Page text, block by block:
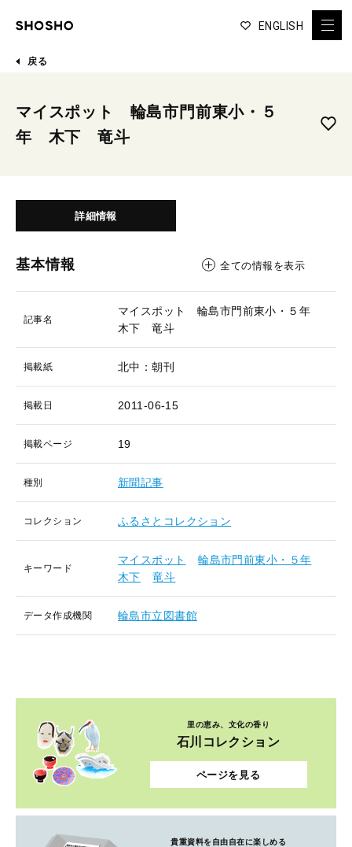
ENGLISH
戻る
マイスポット 輪島市門前東小・５
年 木下 竜斗
詳細情報
基本情報 全ての情報を表示
記事名
マイスポット 輪島市門前東小・５年
木下 竜斗
掲載紙 北中：朝刊
掲載日 2011-06-15
掲載ページ 19
種別 新聞記事
コレクション ふるさとコレクション
キーワード
マイスポット
輪島市門前東小・５年
木下
竜斗
データ作成機関 輪島市立図書館
里の恵み、文化の香り
石川コレクション
ページを見る
貴重資料を自由自在に楽しめる